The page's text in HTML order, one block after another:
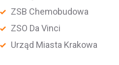
ZSB Chemobudowa
ZSO Da Vinci
Urząd Miasta Krakowa